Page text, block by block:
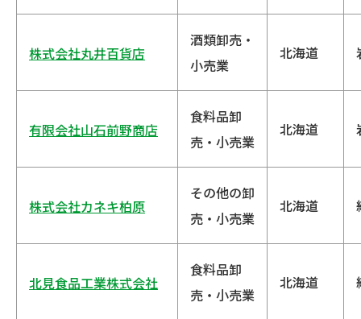
株式会社丸井百貨店
酒類卸売・
小売業
北海道
有限会社山石前野商店
食料品卸
売・小売業
北海道
株式会社カネキ柏原
その他の卸
売・小売業
北海道
北見食品工業株式会社
食料品卸
売・小売業
北海道